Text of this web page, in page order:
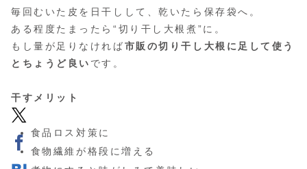
毎回むいた皮を日干しして、乾いたら保存袋へ。
ある程度たまったら“切り干し大根煮”に。
もし量が足りなければ市販の切り干し大根に足して使う
とちょうど良い です。
干すメリット
食品ロス対策に
食物繊維が格段に増える